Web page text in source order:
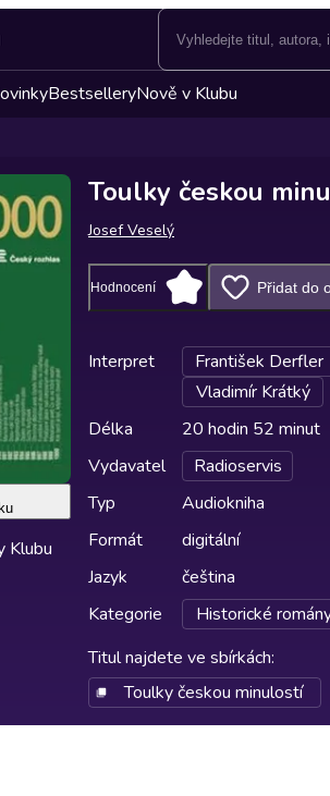
BestselleryNově v Klubu
Klubu
Toulky českou
Josef Veselý
Hodnocení Přidat do
Interpret František Derfler
Vladimír Krátký
Délka
20 hodin 52 minut
Vydavatel
Radioservis
Typ
Audiokniha
Formát
digitální
Jazyk
čeština
Kategorie
Historické
Titul najdete ve sbírkách:
Toulky českou minulostí